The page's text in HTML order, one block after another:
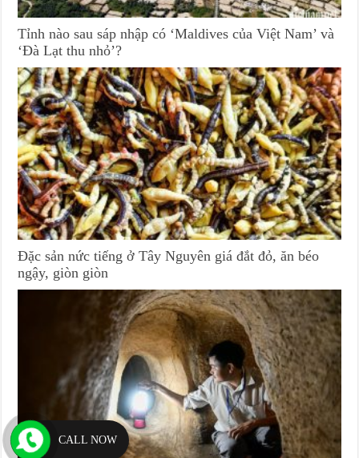
Tỉnh nào sau sáp nhập có ‘Maldives của Việt Nam’ và
‘Đà Lạt thu nhỏ’?
Đặc sản nức tiếng ở Tây Nguyên giá đắt đỏ, ăn béo
ngậy, giòn giòn
CALL NOW